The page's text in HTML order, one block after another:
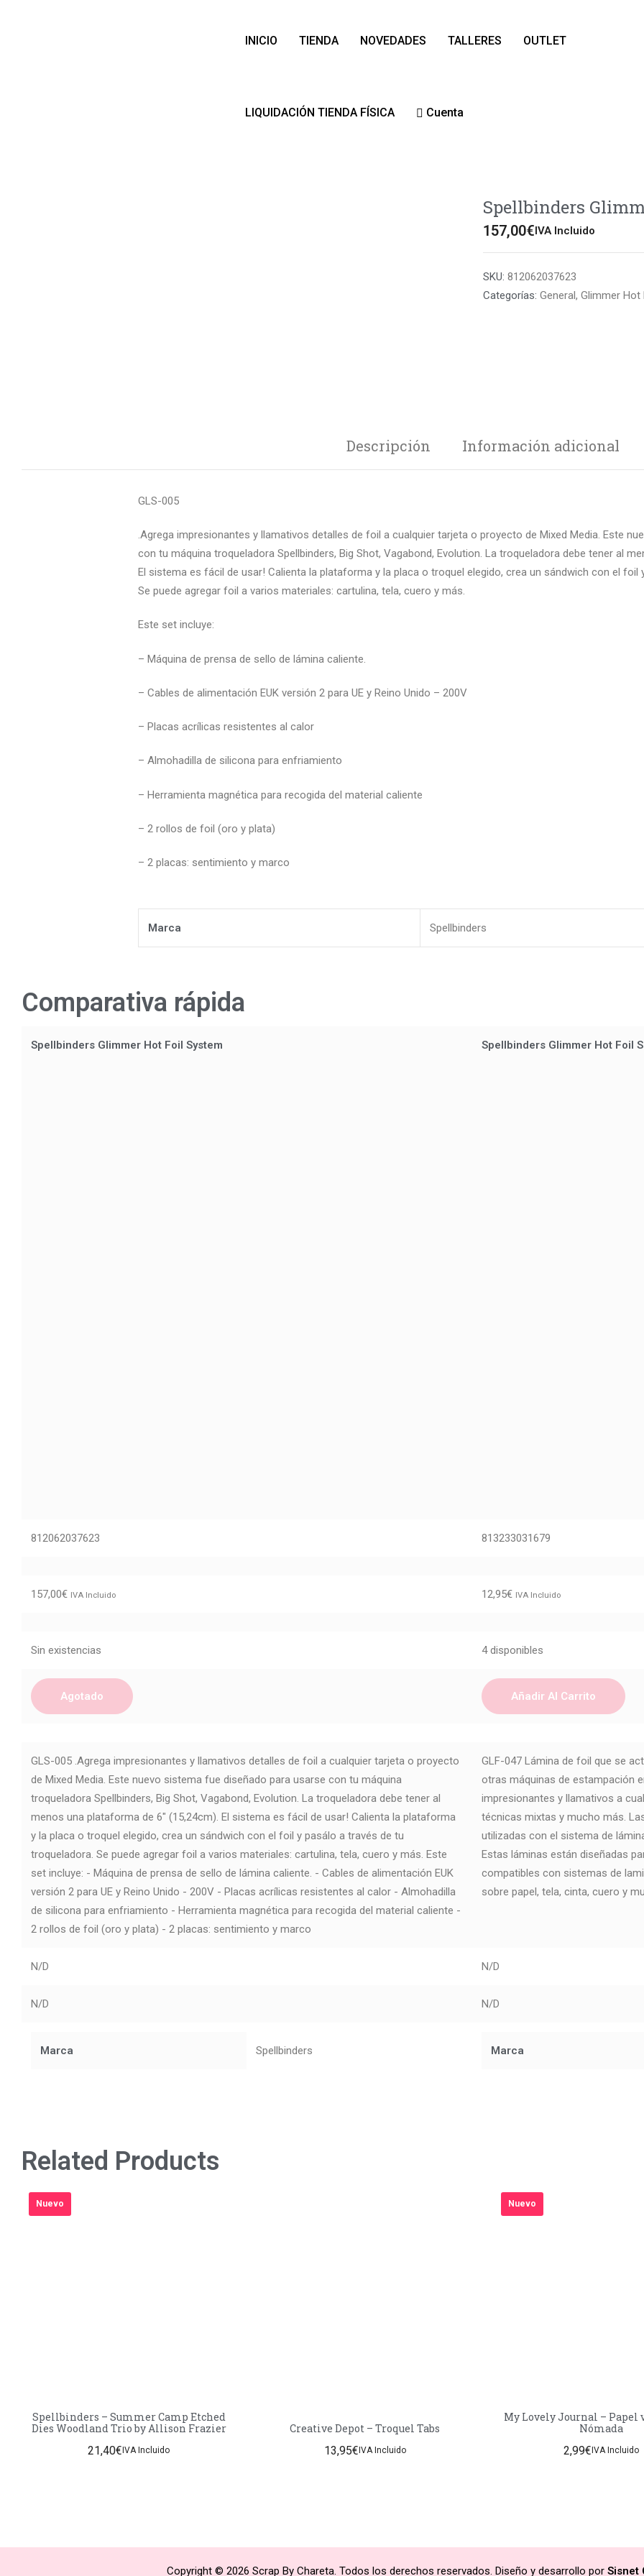
INICIO TIENDA NOVEDADES TALLERES OUTLET
LIQUIDACIÓN TIENDA FÍSICA Cuenta
Spellbinders
157,00€IVA Incluido
SKU: 812062037623
Categorías: General, Glimmer Hot
Descripción Información adicional
GLS-005
.Agrega impresionantes y llamativos detalles de foil a cualquier tarjeta o proyecto de Mixed Media. Este
con tu máquina troqueladora Spellbinders, Big Shot, Vagabond, Evolution. La troqueladora debe tener al
El sistema es fácil de usar! Calienta la plataforma y la placa o troquel elegido, crea un sándwich con el foil
Se puede agregar foil a varios materiales: cartulina, tela, cuero y más.
Este set incluye:
– Máquina de prensa de sello de lámina caliente.
– Cables de alimentación EUK versión 2 para UE y Reino Unido – 200V
– Placas acrílicas resistentes al calor
– Almohadilla de silicona para enfriamiento
– Herramienta magnética para recogida del material caliente
– 2 rollos de foil (oro y plata)
– 2 placas: sentimiento y marco
Marca Spellbinders
Comparativa rápida
Spellbinders Glimmer Hot Foil System Spellbinders Glimmer Hot Foil
812062037623 813233031679
157,00€ IVA Incluido 12,95€ IVA Incluido
Sin existencias 4 disponibles
Agotado Añadir Al Carrito
GLS-005 .Agrega impresionantes y llamativos detalles de foil a cualquier tarjeta o proyecto
de Mixed Media. Este nuevo sistema fue diseñado para usarse con tu máquina
troqueladora Spellbinders, Big Shot, Vagabond, Evolution. La troqueladora debe tener al
menos una plataforma de 6" (15,24cm). El sistema es fácil de usar! Calienta la plataforma
y la placa o troquel elegido, crea un sándwich con el foil y pasálo a través de tu
troqueladora. Se puede agregar foil a varios materiales: cartulina, tela, cuero y más. Este
set incluye: - Máquina de prensa de sello de lámina caliente. - Cables de alimentación EUK
versión 2 para UE y Reino Unido - 200V - Placas acrílicas resistentes al calor - Almohadilla
de silicona para enfriamiento - Herramienta magnética para recogida del material caliente -
2 rollos de foil (oro y plata) - 2 placas: sentimiento y marco
GLF-047 Lámina de foil que se
otras máquinas de estampación
impresionantes y llamativos a
técnicas mixtas y mucho más.
utilizadas con el sistema de
Estas láminas están diseñadas
compatibles con sistemas de
sobre papel, tela, cinta, cuero y
N/D N/D
N/D N/D
Marca Spellbinders Marca
Related Products
Nuevo
Spellbinders – Summer Camp Etched
Dies Woodland Trio by Allison Frazier
21,40€IVA Incluido
Creative Depot – Troquel Tabs
13,95€ IVA Incluido
Nuevo
My Lovely Journal –
Nómada
2,99€ IVA Incluido
Copyright © 2026 Scrap By Chareta. Todos los derechos reservados. Diseño y desarrollo por Sisnet